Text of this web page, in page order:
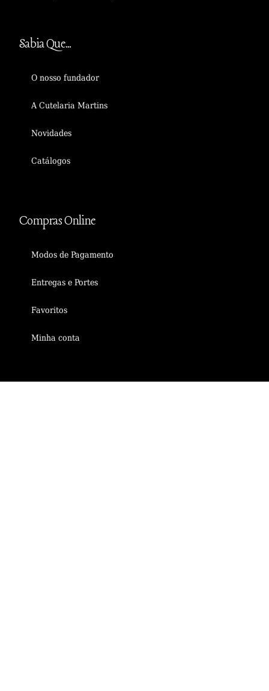
Sabia Que...
O nosso fundador
A Cutelaria Martins
Novidades
Catálogos
Compras Online
Modos de Pagamento
Entregas e Portes
Favoritos
Minha conta